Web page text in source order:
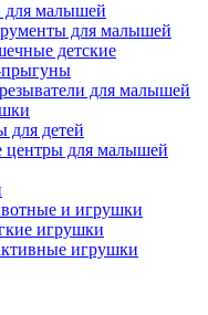
малышей
для малышей
детские
для малышей
для детей
центры для малышей
и игрушки
игрушки
игрушки